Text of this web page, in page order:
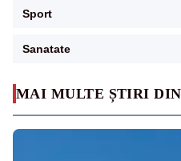
MAI MULTE ȘTIRI DIN
Sport
Sanatate